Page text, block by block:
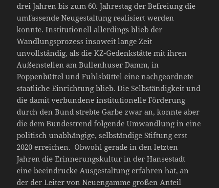
drei Jahren bis zum 60. Jahrestag der Befreiung die
umfassende Neugestaltung realisiert werden
konnte. Institutionell allerdings blieb der
Wandlungsprozess insoweit lange Zeit
unvollständig, als die KZ-Gedenkstätte mit ihren
Außenstellen am Bullenhuser Damm, in
Poppenbüttel und Fuhlsbüttel eine nachgeordnete
staatliche Einrichtung blieb. Die Selbständigkeit und
die damit verbundene institutionelle Förderung
durch den Bund strebte Garbe zwar an, konnte aber
die dem Bundestrend folgende Umwandlung in eine
politisch unabhängige, selbständige Stiftung erst
2020 erreichen. Obwohl gerade in den letzten
Jahren die Erinnerungskultur in der Hansestadt
eine beeindrucke Ausgestaltung erfahren hat, an
der der Leiter von Neuengamme großen Anteil